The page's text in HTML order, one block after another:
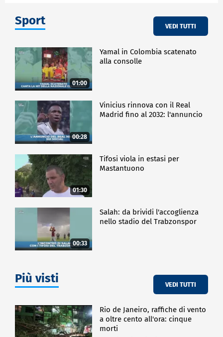
Sport VEDI TUTTI
01:00
Yamal in Colombia scatenato
alla consolle
00:28
Vinicius rinnova con il Real
Madrid fino al 2032: l'annuncio
01:30
Tifosi viola in estasi per
Mastantuono
00:33
Salah: da brividi l'accoglienza
nello stadio del Trabzonspor
Più visti VEDI TUTTI
Rio de Janeiro, raffiche di vento
a oltre cento all'ora: cinque
morti